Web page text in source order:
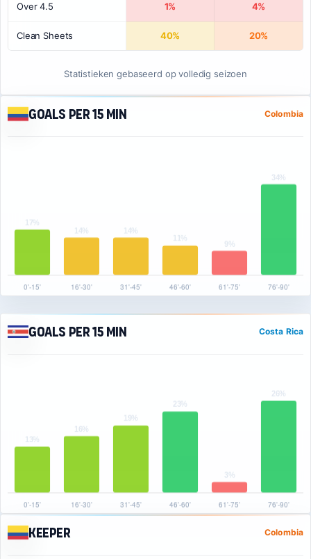
Over 4.5 1% 4%
Clean Sheets 40% 20%
Statistieken gebaseerd op volledig seizoen
Goals per 15 min Colombia
Goals per 15 min Costa Rica
Keeper Colombia